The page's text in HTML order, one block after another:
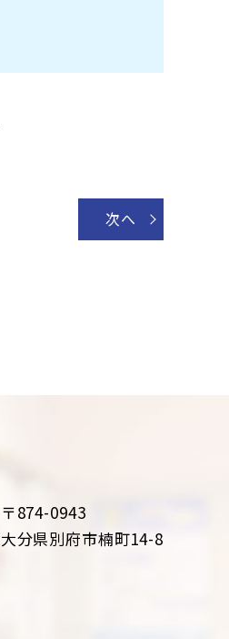
次へ
〒874-0943
大分県別府市楠町14-8